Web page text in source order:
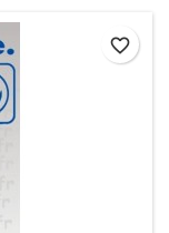
favorite_border